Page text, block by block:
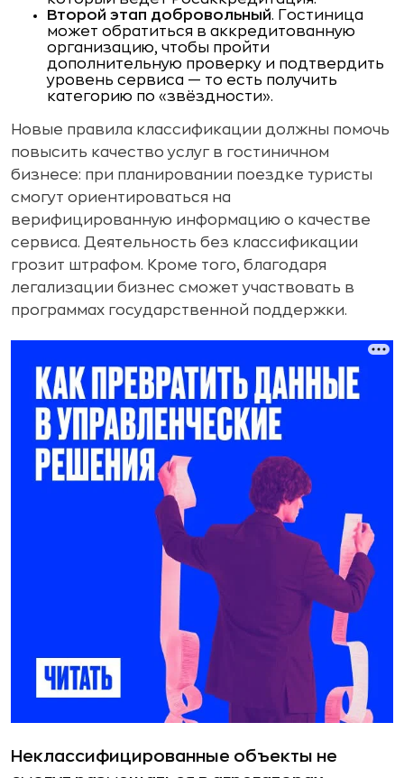
Второй этап добровольный. Гостиница
может обратиться в аккредитованную
организацию, чтобы пройти
дополнительную проверку и подтвердить
уровень сервиса — то есть получить
категорию по «звёздности».
Новые правила классификации должны помочь
повысить качество услуг в гостиничном
бизнесе: при планировании поездке туристы
смогут ориентироваться на
верифицированную информацию о качестве
сервиса. Деятельность без классификации
грозит штрафом. Кроме того, благодаря
легализации бизнес сможет участвовать в
программах государственной поддержки.
Неклассифицированные объекты не